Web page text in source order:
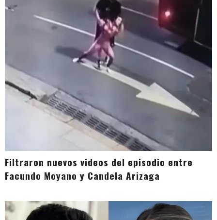
Filtraron nuevos videos del episodio entre
Facundo Moyano y Candela Arizaga